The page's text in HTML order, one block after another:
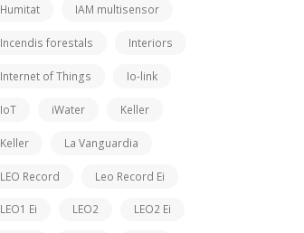
Humitat IAM multisensor
Incendis forestals Interiors
Internet of Things Io-link
IoT iWater Keller
Keller La Vanguardia
LEO Record Leo Record Ei
LEO1 Ei LEO2 LEO2 Ei